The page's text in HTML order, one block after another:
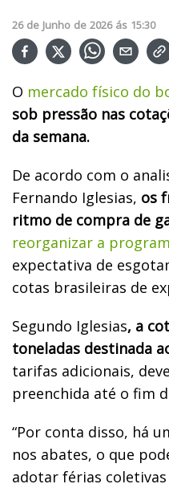
26 de Junho de 2026 ás 15:30
O mercado físico do
sob pressão nas
da semana.
De acordo com o
Fernando Iglesias, os
ritmo de compra de
reorganizar a
expectativa de
cotas brasileiras de
Segundo Iglesias, a
toneladas destinada
tarifas adicionais,
preenchida até o fim
“Por conta disso, há
nos abates, o que
adotar férias